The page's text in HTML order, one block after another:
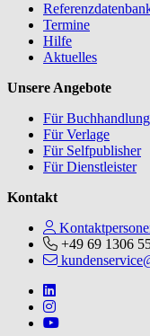
Termine
Hilfe
Aktuelles
Unsere Angebote
Für
Für Verlage
Für Selfpublisher
Für Dienstleister
Kontakt
+49 69 1306
Follow us on
Follow us on
Follow us on